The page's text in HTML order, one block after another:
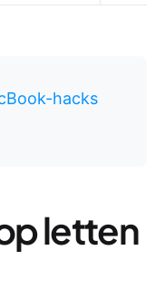
hacks
letten